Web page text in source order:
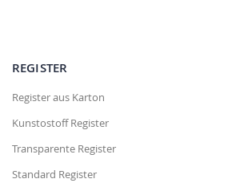
REGISTER
Register aus Karton
Kunstostoff Register
Transparente Register
Standard Register